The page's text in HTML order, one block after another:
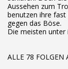
Aussehen zum
benutzen ihre
gegen das Böse.
Die meisten unter
ALLE 78 FOLGEN